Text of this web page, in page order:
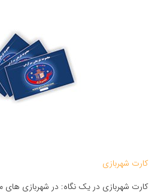
کارت شهربازی
کارت شهربازی در یک نگاه: در شهربازی